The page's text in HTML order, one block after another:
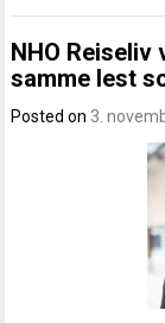
NHO
samme lest
Posted on 3.